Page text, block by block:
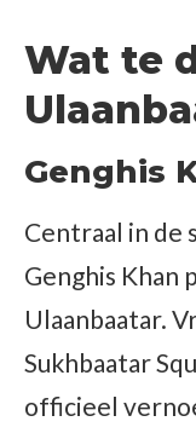
Wat te
Genghis
Centraal in de
Genghis Khan
Ulaanbaatar.
Sukhbaatar
officieel